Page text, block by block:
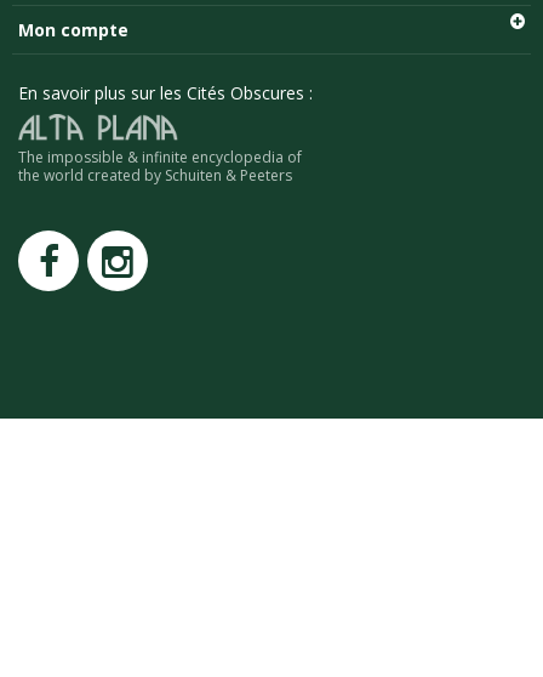
SCHUITEN - ZILLER
SCHUITEN - LI KUNWU
LUC SCHUITEN
ROMAIN RENARD
DAVID MERVEILLE
Mon compte
En savoir plus sur les Cités Obscures :
The impossible & infinite encyclopedia of
the world created by Schuiten & Peeters